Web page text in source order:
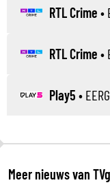
RTL Crime •
RTL Crime •
Play5 •
Meer nieuws van